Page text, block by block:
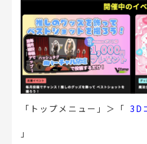
「トップメニュー」＞「 3D
」